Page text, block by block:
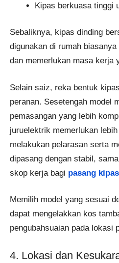
Kipas berkuasa tinggi
Sebaliknya, kipas dinding
digunakan di rumah
dan memerlukan masa kerja
Selain saiz, reka bentuk
peranan. Sesetengah model
pemasangan yang lebih
juruelektrik memerlukan
melakukan pelarasan serta
dipasang dengan stabil,
skop kerja bagi pasang
Memilih model yang sesuai
dapat mengelakkan kos
pengubahsuaian pada lokasi
4. Lokasi dan